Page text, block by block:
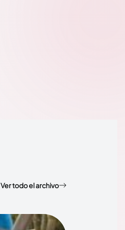
Ver todo el archivo